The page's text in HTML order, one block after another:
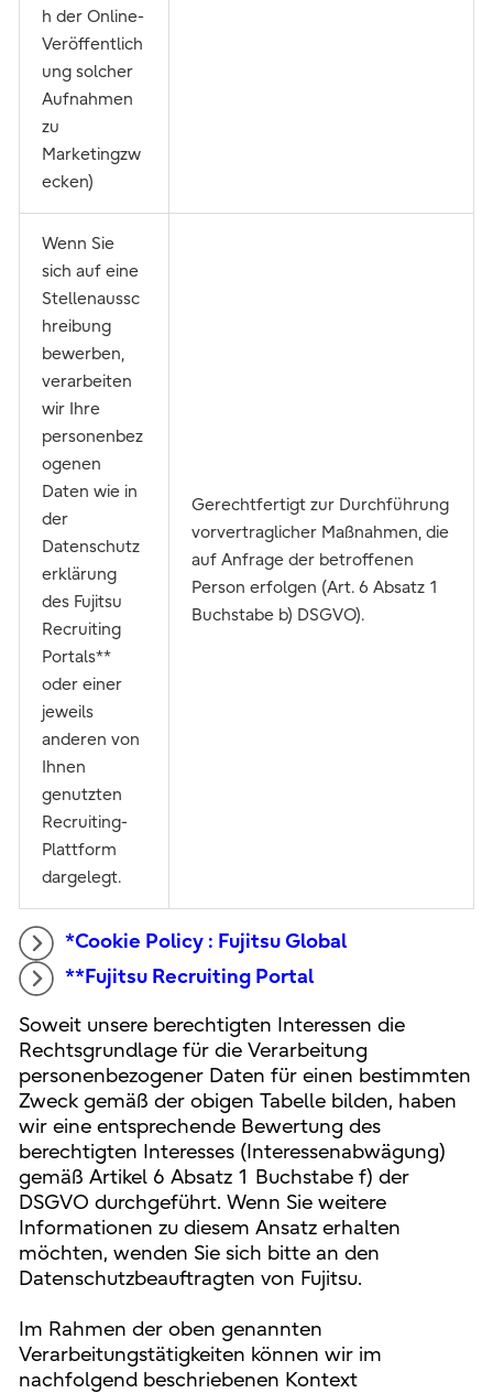
h der Online-
Veröffentlich
ung solcher
Aufnahmen
zu
Marketingzw
ecken)
Wenn Sie
sich auf eine
Stellenaussc
hreibung
bewerben,
verarbeiten
wir Ihre
personenbez
ogenen
Daten wie in
der
Datenschutz
erklärung
des Fujitsu
Recruiting
Portals**
oder einer
jeweils
anderen von
Ihnen
genutzten
Recruiting-
Plattform
dargelegt.
Gerechtfertigt zur Durchführung
vorvertraglicher Maßnahmen, die
auf Anfrage der betroffenen
Person erfolgen (Art. 6 Absatz 1
Buchstabe b) DSGVO).
*Cookie Policy : Fujitsu Global
**Fujitsu Recruiting Portal
Soweit unsere berechtigten Interessen die
Rechtsgrundlage für die Verarbeitung
personenbezogener Daten für einen bestimmten
Zweck gemäß der obigen Tabelle bilden, haben
wir eine entsprechende Bewertung des
berechtigten Interesses (Interessenabwägung)
gemäß Artikel 6 Absatz 1 Buchstabe f) der
DSGVO durchgeführt. Wenn Sie weitere
Informationen zu diesem Ansatz erhalten
möchten, wenden Sie sich bitte an den
Datenschutzbeauftragten von Fujitsu.
Im Rahmen der oben genannten
Verarbeitungstätigkeiten können wir im
nachfolgend beschriebenen Kontext